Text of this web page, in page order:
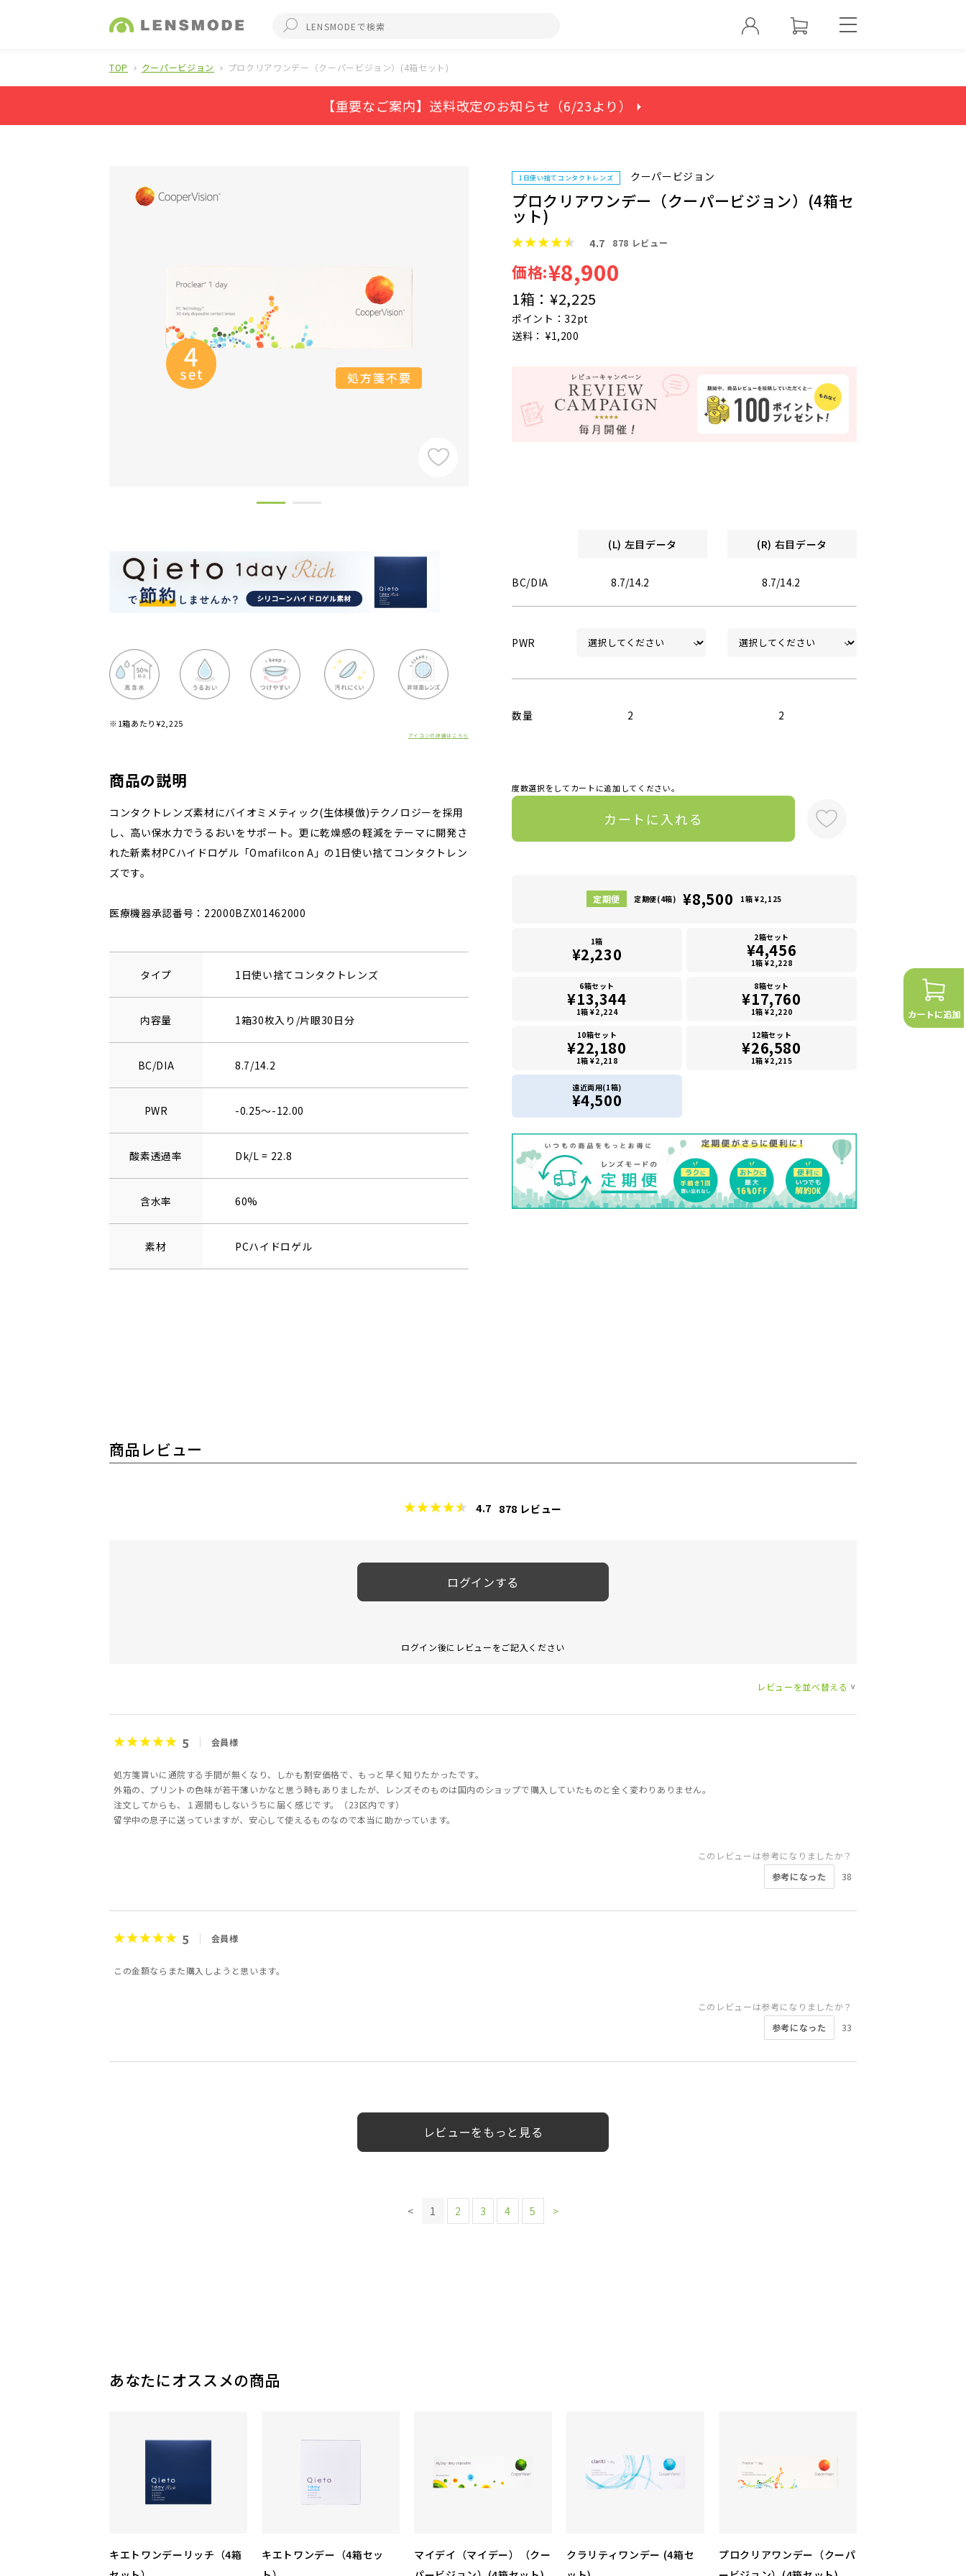
TOP クーパービジョン プロクリアワンデー（クーパービジョン）(4箱セット)
【重要なご案内】送料改定のお知らせ（6/23より） ⏵
※1箱あたり¥2,225
アイコンの詳細はこちら
商品の説明
コンタクトレンズ素材にバイオミメティック(生体模倣)テクノロジーを採用
し、高い保水力でうるおいをサポート。更に乾燥感の軽減をテーマに開発さ
れた新素材PCハイドロゲル「Omafilcon A」の1日使い捨てコンタクトレン
ズです。
医療機器承認番号：22000BZX01462000
タイプ 1日使い捨てコンタクトレンズ
内容量 1箱30枚入り/片眼30日分
BC/DIA 8.7/14.2
PWR -0.25～-12.00
酸素透過率 Dk/L = 22.8
含水率 60%
素材 PCハイドロゲル
1日使い捨てコンタクトレンズ クーパービジョン
プロクリアワンデー（クーパービジョン）(4箱セ
ット)
4.7 878 レビュー
価格:¥8,900
1箱： ¥2,225
ポイント：32pt
送料： ¥1,200
(L) 左目データ (R) 右目データ
BC/DIA 8.7/14.2 8.7/14.2
PWR
数量 2 2
度数選択をしてカートに追加してください。
カートに入れる
定期便(4箱) ¥8,500 1箱 ¥2,125
1箱
¥2,230
2箱セット
¥4,456
1箱 ¥2,228
6箱セット
¥13,344
1箱 ¥2,224
8箱セット
¥17,760
1箱 ¥2,220
10箱セット
¥22,180
1箱 ¥2,218
12箱セット
¥26,580
1箱 ¥2,215
遠近両用(1箱)
¥4,500
商品レビュー
4.7 878 レビュー
ログインする
ログイン後にレビューをご記入ください
レビューを並べ替える >
5 会員様
処方箋貰いに通院する手間が無くなり、しかも割安価格で、もっと早く知りたかったです。
外箱の、プリントの色味が若干薄いかなと思う時もありましたが、レンズそのものは国内のショップで購入していたものと全く変わりありません。
注文してからも、１週間もしないうちに届く感じです。（23区内です）
留学中の息子に送っていますが、安心して使えるものなので本当に助かっています。
このレビューは参考になりましたか？
参考になった
38
5 会員様
この金額ならまた購入しようと思います。
このレビューは参考になりましたか？
参考になった
33
レビューをもっと見る
< 1 2 3 4 5 >
あなたにオススメの商品
キエトワンデーリッチ（4箱
キエトワンデー（4箱セッ
マイデイ（マイデー）（クー
クラリティワンデー (4箱セ
プロクリアワンデー（クーパ